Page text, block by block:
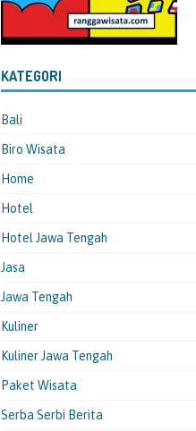
KATEGORI
Bali
Biro Wisata
Home
Hotel
Hotel Jawa Tengah
Jasa
Jawa Tengah
Kuliner
Kuliner Jawa Tengah
Paket Wisata
Serba Serbi Berita